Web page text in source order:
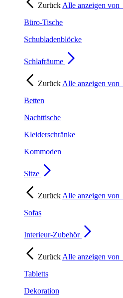
Zurück Alle anzeigen von
Büro-Tische
Schubladenblöcke
Schlafräume
Zurück Alle anzeigen von
Betten
Nachttische
Kleiderschränke
Kommoden
Sitze
Zurück Alle anzeigen von
Sofas
Interieur-Zubehör
Zurück Alle anzeigen von
Tabletts
Dekoration